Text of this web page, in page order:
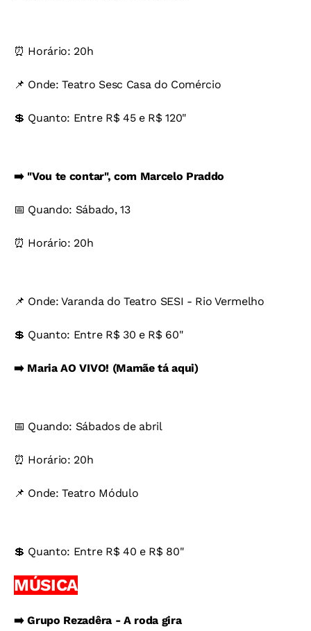
⏰ Horário: 20h
📌 Onde: Teatro Sesc Casa do Comércio
💲 Quanto: Entre R$ 45 e R$ 120"
➡️ "Vou te contar", com Marcelo Praddo
📅 Quando: Sábado, 13
⏰ Horário: 20h
📌 Onde: Varanda do Teatro SESI - Rio Vermelho
💲 Quanto: Entre R$ 30 e R$ 60"
➡️ Maria AO VIVO! (Mamãe tá aqui)
📅 Quando: Sábados de abril
⏰ Horário: 20h
📌 Onde: Teatro Módulo
💲 Quanto: Entre R$ 40 e R$ 80"
MÚSICA
➡️ Grupo Rezadêra - A roda gira